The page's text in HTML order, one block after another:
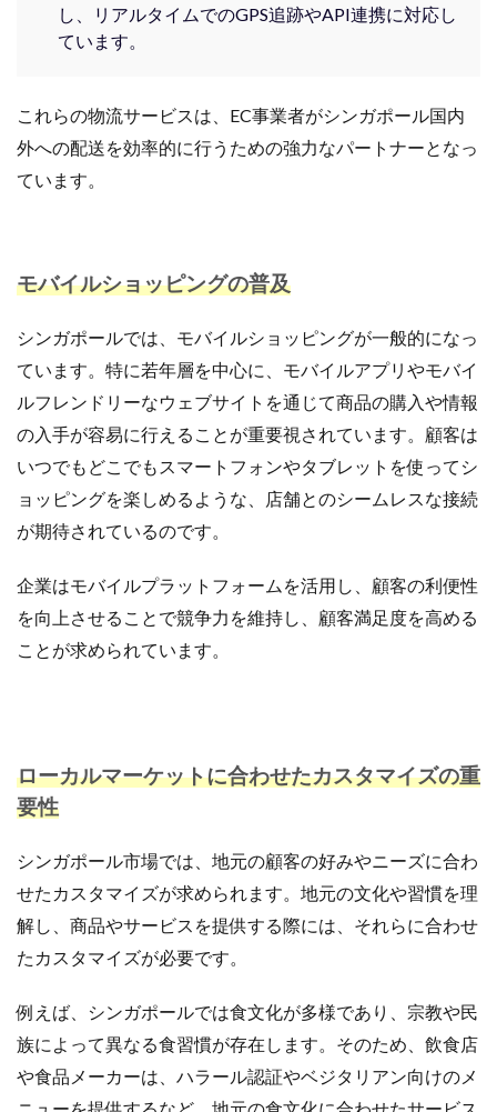
し、リアルタイムでのGPS追跡やAPI連携に対応し
ています。
これらの物流サービスは、EC事業者がシンガポール国内
外への配送を効率的に行うための強力なパートナーとなっ
ています。
モバイルショッピングの普及
シンガポールでは、モバイルショッピングが一般的になっ
ています。特に若年層を中心に、モバイルアプリやモバイ
ルフレンドリーなウェブサイトを通じて商品の購入や情報
の入手が容易に行えることが重要視されています。顧客は
いつでもどこでもスマートフォンやタブレットを使ってシ
ョッピングを楽しめるような、店舗とのシームレスな接続
が期待されているのです。
企業はモバイルプラットフォームを活用し、顧客の利便性
を向上させることで競争力を維持し、顧客満足度を高める
ことが求められています。
ローカルマーケットに合わせたカスタマイズの重
要性
シンガポール市場では、地元の顧客の好みやニーズに合わ
せたカスタマイズが求められます。地元の文化や習慣を理
解し、商品やサービスを提供する際には、それらに合わせ
たカスタマイズが必要です。
例えば、シンガポールでは食文化が多様であり、宗教や民
族によって異なる食習慣が存在します。そのため、飲食店
や食品メーカーは、ハラール認証やベジタリアン向けのメ